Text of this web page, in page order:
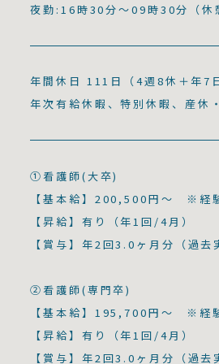
夜勤:16時30分～09時30分（休
年間休日 111日（4週8休＋年7
年次有給休暇、特別休暇、産休
①看護師(大卒)
【基本給】200,500円～ ※経
【昇給】有り（年1回/4月）
【賞与】年2回3.0ヶ月分（過去
②看護師(専門卒)
【基本給】195,700円～ ※経
【昇給】有り（年1回/4月）
【賞与】年2回3.0ヶ月分（過去